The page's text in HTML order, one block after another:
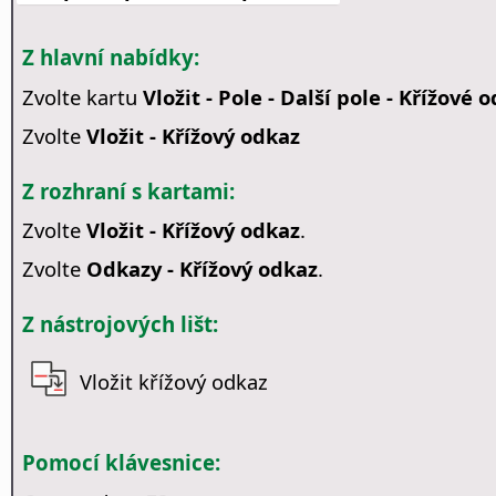
Z hlavní nabídky:
Zvolte kartu Vložit - Pole - Další pole - Křížové
Zvolte Vložit - Křížový odkaz
Z rozhraní s kartami:
Zvolte Vložit - Křížový odkaz.
Zvolte Odkazy - Křížový odkaz.
Z nástrojových lišt:
Vložit křížový odkaz
Pomocí klávesnice: